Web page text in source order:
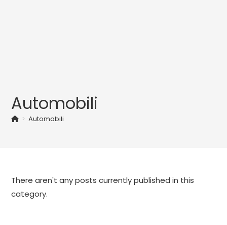
Automobili
> Automobili
There aren't any posts currently published in this
category.